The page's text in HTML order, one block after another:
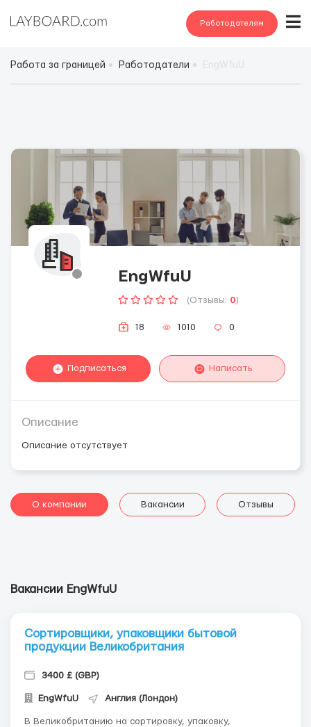
Работодателям
Работа за границей Работодатели
EngWfuU
(Отзывы: 0)
18 1010 0
Подписаться Написать
Описание
Описание отсутствует
О компании Вакансии Отзывы
Вакансии EngWfuU
Сортировщики, упаковщики бытовой
продукции Великобритания
3400 £ (GBP)
EngWfuU Англия (Лондон)
В Великобританию на сортировку, упаковку,